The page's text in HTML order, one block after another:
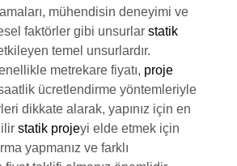
mühendisin deneyimi ve
faktörler gibi unsurlar statik
temel unsurlardır.
metrekare fiyatı, proje
ücretlendirme yöntemleriyle
dikkate alarak, yapınız için en
statik projeyi elde etmek için
yapmanız ve farklı